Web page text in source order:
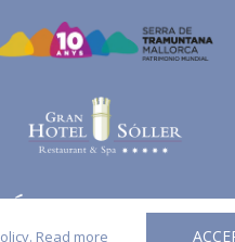
Read more